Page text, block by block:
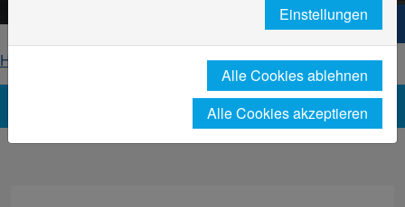
Hochschule Niederrhein. Dein Weg.
Home
News-Detailseite
Einstellungen
Alle Cookies ablehnen
Alle Cookies akzeptieren